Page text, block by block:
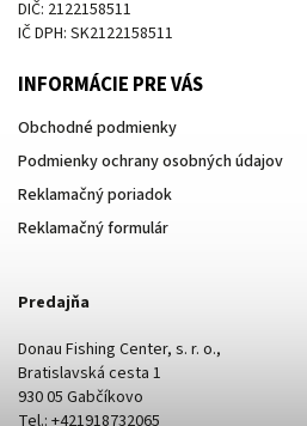
DIČ: 2122158511
IČ DPH: SK2122158511
INFORMÁCIE PRE VÁS
Obchodné podmienky
Podmienky ochrany osobných údajov
Reklamačný poriadok
Reklamačný formulár
Predajňa
Donau Fishing Center, s. r. o.,
Bratislavská cesta 1
930 05 Gabčíkovo
Tel.: +421918732065